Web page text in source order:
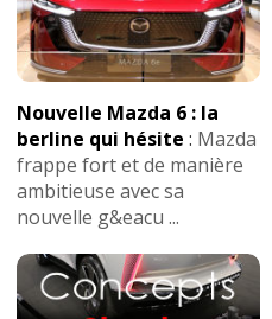
Nouvelle Mazda 6 : la
berline qui hésite : Mazda
frappe fort et de manière
ambitieuse avec sa
nouvelle g&eacu ...